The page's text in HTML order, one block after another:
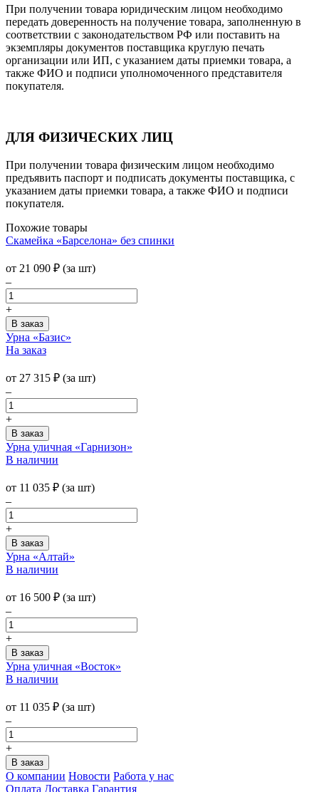
При получении товара юридическим лицом необходимо
передать доверенность на получение товара, заполненную в
соответствии с законодательством РФ или поставить на
экземпляры документов поставщика круглую печать
организации или ИП, с указанием даты приемки товара, а
также ФИО и подписи уполномоченного представителя
покупателя.
ДЛЯ ФИЗИЧЕСКИХ ЛИЦ
При получении товара физическим лицом необходимо
предъявить паспорт и подписать документы поставщика, с
указанием даты приемки товара, а также ФИО и подписи
покупателя.
Похожие товары
Скамейка «Барселона» без спинки
от 21 090 ₽ (за шт)
–
+
Урна «Базис»
На заказ
от 27 315 ₽ (за шт)
–
+
Урна уличная «Гарнизон»
В наличии
от 11 035 ₽ (за шт)
–
+
Урна «Алтай»
В наличии
от 16 500 ₽ (за шт)
–
+
Урна уличная «Восток»
В наличии
от 11 035 ₽ (за шт)
–
+
О компании Новости Работа у нас
Оплата Доставка Гарантия